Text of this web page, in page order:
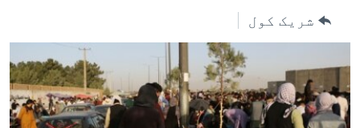
عمومي
لارښود
ښځې او نجونې
ځوانان
د بیان ازادي
روغتیا
شریک کول